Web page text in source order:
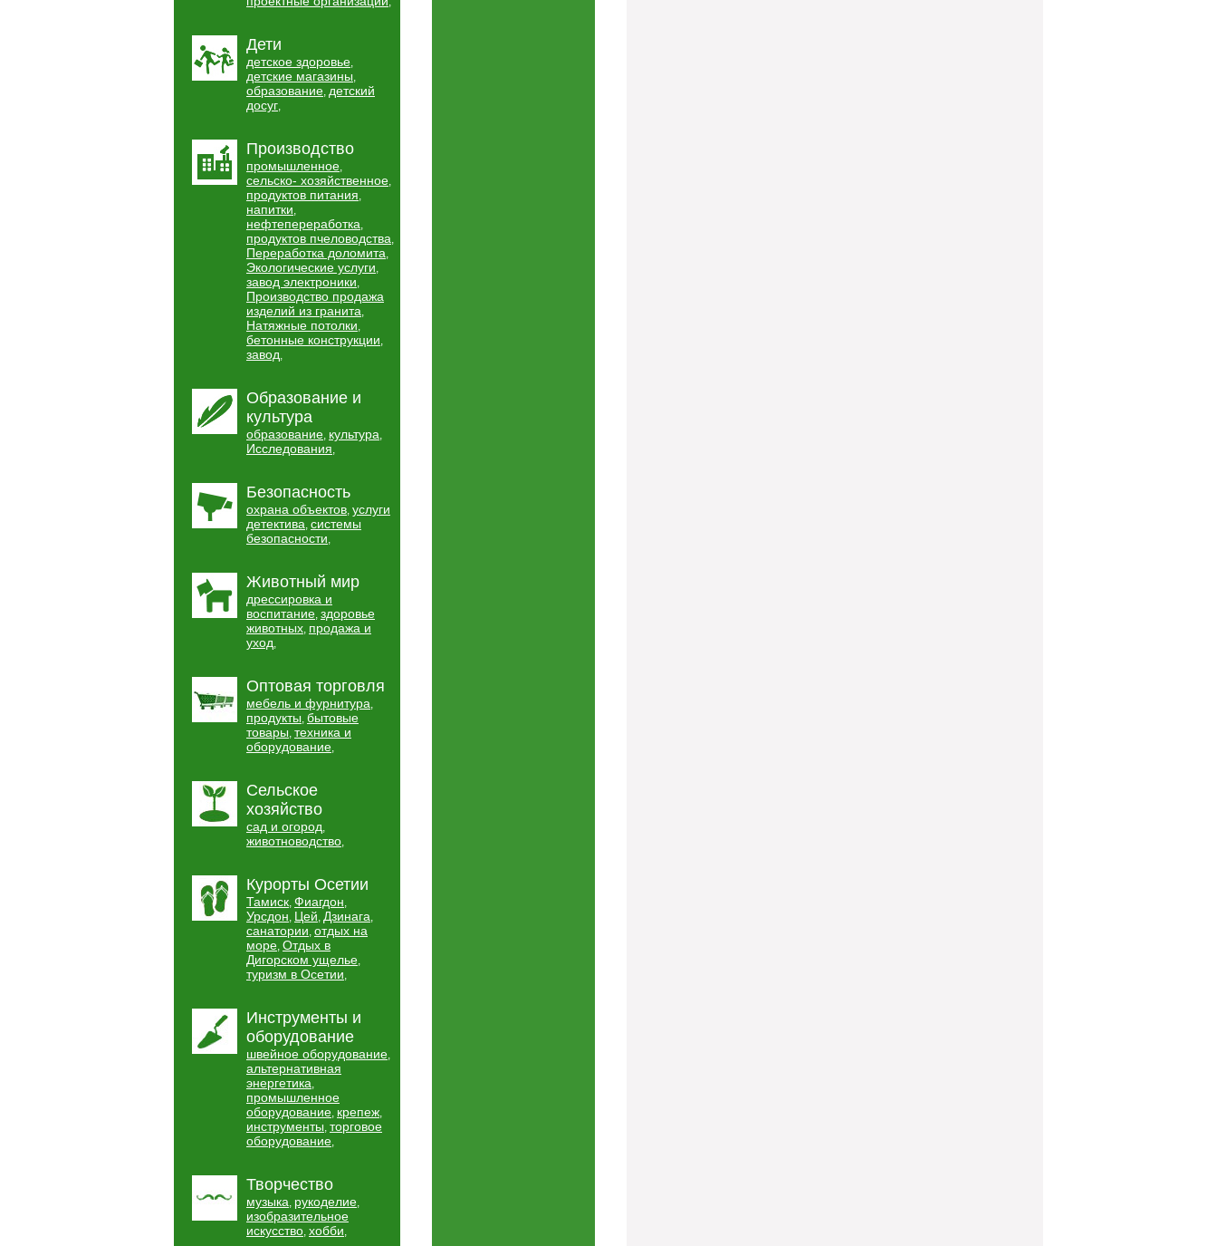
Дети
детское здоровье,
детские магазины,
образование, детский
досуг,
Производство
промышленное,
сельско- хозяйственное,
продуктов питания,
напитки,
нефтепереработка,
продуктов пчеловодства,
Переработка доломита,
Экологические услуги,
завод электроники,
Производство продажа
изделий из гранита,
Натяжные потолки,
бетонные конструкции,
завод,
Образование и
культура
образование, культура,
Исследования,
Безопасность
охрана объектов, услуги
детектива, системы
безопасности,
Животный мир
дрессировка и
воспитание, здоровье
животных, продажа и
уход,
Оптовая торговля
мебель и фурнитура,
продукты, бытовые
товары, техника и
оборудование,
Сельское
хозяйство
сад и огород,
животноводство,
Курорты Осетии
Тамиск, Фиагдон,
Урсдон, Цей, Дзинага,
санатории, отдых на
море, Отдых в
Дигорском ущелье,
туризм в Осетии,
Инструменты и
оборудование
швейное оборудование,
альтернативная
энергетика,
промышленное
оборудование, крепеж,
инструменты, торговое
оборудование,
Творчество
музыка, рукоделие,
изобразительное
искусство, хобби,